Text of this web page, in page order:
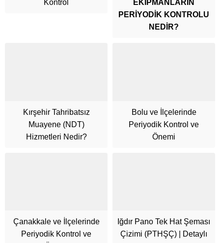
Kontrol
EKİPMANLARIN
PERİYODİK KONTROLU
NEDİR?
Kırşehir Tahribatsız
Muayene (NDT)
Hizmetleri Nedir?
Bolu ve İlçelerinde
Periyodik Kontrol ve
Önemi
Çanakkale ve İlçelerinde
Periyodik Kontrol ve
Iğdır Pano Tek Hat Şeması
Çizimi (PTHŞÇ) | Detaylı
Cüneyt Bey